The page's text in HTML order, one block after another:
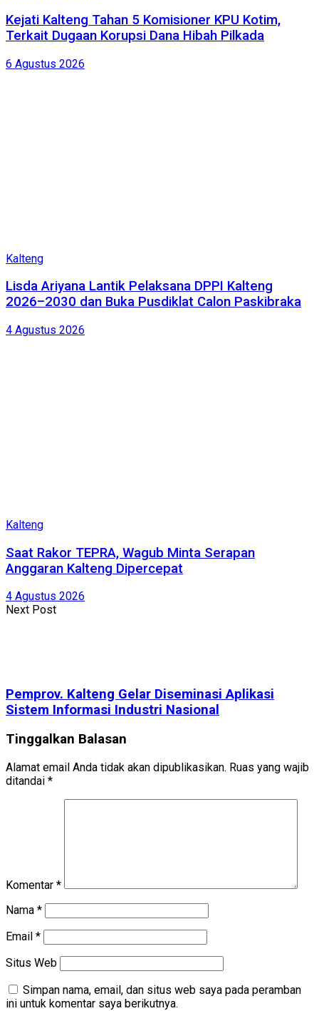
Kejati Kalteng Tahan 5 Komisioner KPU Kotim,
Terkait Dugaan Korupsi Dana Hibah Pilkada
6 Agustus 2026
Kalteng
Lisda Ariyana Lantik Pelaksana DPPI Kalteng
2026–2030 dan Buka Pusdiklat Calon Paskibraka
4 Agustus 2026
Kalteng
Saat Rakor TEPRA, Wagub Minta Serapan
Anggaran Kalteng Dipercepat
4 Agustus 2026
Next Post
Pemprov. Kalteng Gelar Diseminasi Aplikasi
Sistem Informasi Industri Nasional
Tinggalkan Balasan
Alamat email Anda tidak akan dipublikasikan. Ruas yang wajib
ditandai *
Komentar *
Nama *
Email *
Situs Web
Simpan nama, email, dan situs web saya pada peramban
ini untuk komentar saya berikutnya.